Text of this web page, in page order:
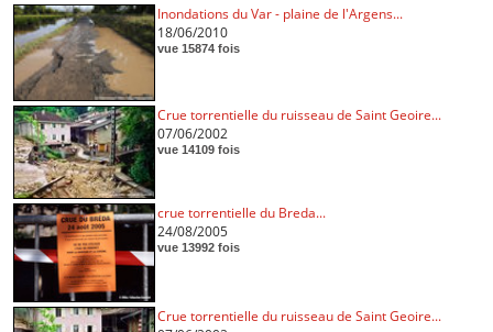
Inondations du Var - plaine de l'Argens...
18/06/2010
vue 15874 fois
Crue torrentielle du ruisseau de Saint Geoire...
07/06/2002
vue 14109 fois
crue torrentielle du Breda...
24/08/2005
vue 13992 fois
Crue torrentielle du ruisseau de Saint Geoire...